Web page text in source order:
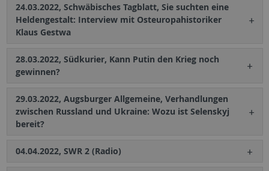
24.03.2022, Schwäbisches Tagblatt, Sie suchten eine
Heldengestalt: Interview mit Osteuropahistoriker
Klaus Gestwa
28.03.2022, Südkurier, Kann Putin den Krieg noch
gewinnen?
29.03.2022, Augsburger Allgemeine, Verhandlungen
zwischen Russland und Ukraine: Wozu ist Selenskyj
bereit?
04.04.2022, SWR 2 (Radio)